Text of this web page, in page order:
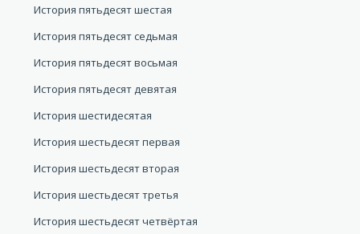
История пятьдесят шестая
История пятьдесят седьмая
История пятьдесят восьмая
История пятьдесят девятая
История шестидесятая
История шестьдесят первая
История шестьдесят вторая
История шестьдесят третья
История шестьдесят четвёртая